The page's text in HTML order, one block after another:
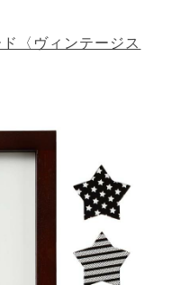
〈ヴィンテージス